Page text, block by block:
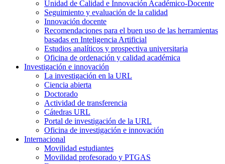
Unidad de Calidad e Innovación Académico-Docente
Seguimiento y evaluación de la calidad
Innovación docente
Recomendaciones para el buen uso de las herramientas
basadas en Inteligencia Artificial
Estudios analíticos y prospectiva universitaria
Oficina de ordenación y calidad académica
Investigación e innovación
La investigación en la URL
Ciencia abierta
Doctorado
Actividad de transferencia
Cátedras URL
Portal de investigación de la URL
Oficina de investigación e innovación
Internacional
Movilidad estudiantes
Movilidad profesorado y PTGAS